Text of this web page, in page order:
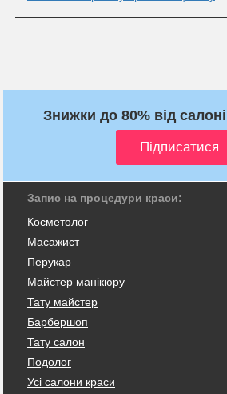
Знижки до 80% від
Запис на процедури краси:
Косметолог
Масажист
Перукар
Майстер манікюру
Тату майстер
Барбершоп
Тату салон
Подолог
Усі салони краси